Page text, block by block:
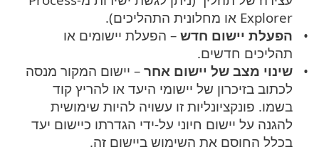
Explorer או מחלונית התהליכים).
הפעלת יישום חדש – הפעלת יישומים או
תהליכים חדשים.
שינוי מצב של יישום אחר– יישום המקור מנסה
לכתוב בזיכרון של יישומי היעד או להריץ קוד
בשמו. פונקציונליות זו עשויה להיות שימושית
להגנה על יישום חיוני על-ידי הגדרתו כיישום יעד
בכלל החוסם את השימוש ביישום זה.